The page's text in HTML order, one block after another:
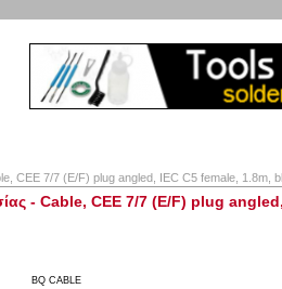
CEE 7/7 (E/F) plug angled, IEC C5 female, 1.8m,
- Cable, CEE 7/7 (E/F) plug
BQ CABLE